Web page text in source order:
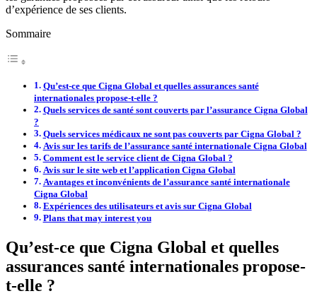
d’expérience de ses clients.
Sommaire
Qu’est-ce que Cigna Global et quelles assurances santé
internationales propose-t-elle ?
Quels services de santé sont couverts par l’assurance Cigna Global
?
Quels services médicaux ne sont pas couverts par Cigna Global ?
Avis sur les tarifs de l’assurance santé internationale Cigna Global
Comment est le service client de Cigna Global ?
Avis sur le site web et l’application Cigna Global
Avantages et inconvénients de l’assurance santé internationale
Cigna Global
Expériences des utilisateurs et avis sur Cigna Global
Plans that may interest you
Qu’est-ce que Cigna Global et quelles
assurances santé internationales propose-
t-elle ?